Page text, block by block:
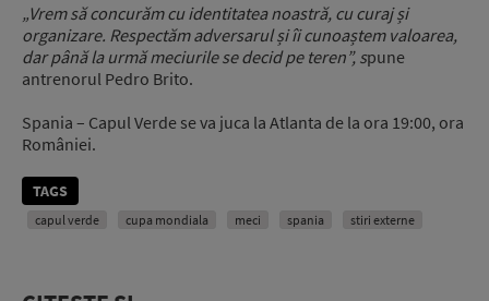
„Vrem să concurăm cu identitatea noastră, cu curaj și
organizare. Respectăm adversarul și îi cunoaștem valoarea,
dar până la urmă meciurile se decid pe teren”, spune
antrenorul Pedro Brito.
Spania – Capul Verde se va juca la Atlanta de la ora 19:00, ora
României.
TAGS
capul verde cupa mondiala meci spania stiri externe